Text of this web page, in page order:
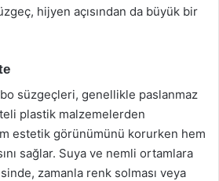
hijyen açısından da büyük bir
süzgeçleri, genellikle paslanmaz
plastik malzemelerden
estetik görünümünü korurken hem
sağlar. Suya ve nemli ortamlara
zamanla renk solması veya